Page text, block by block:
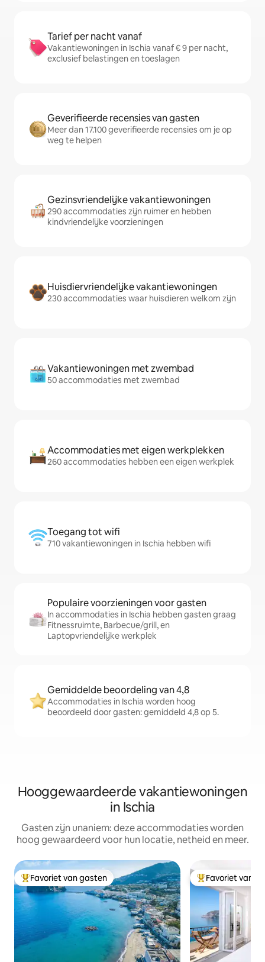
Tarief per nacht vanaf
Vakantiewoningen in Ischia vanaf € 9 per nacht,
exclusief belastingen en toeslagen
Geverifieerde recensies van gasten
Meer dan 17.100 geverifieerde recensies om je op
weg te helpen
Gezinsvriendelijke vakantiewoningen
290 accommodaties zijn ruimer en hebben
kindvriendelijke voorzieningen
Huisdiervriendelijke vakantiewoningen
230 accommodaties waar huisdieren welkom zijn
Vakantiewoningen met zwembad
50 accommodaties met zwembad
Accommodaties met eigen werkplekken
260 accommodaties hebben een eigen werkplek
Toegang tot wifi
710 vakantiewoningen in Ischia hebben wifi
Populaire voorzieningen voor gasten
In accommodaties in Ischia hebben gasten graag
Fitnessruimte, Barbecue/grill, en
Laptopvriendelijke werkplek
Gemiddelde beoordeling van 4,8
Accommodaties in Ischia worden hoog
beoordeeld door gasten: gemiddeld 4,8 op 5.
Hooggewaardeerde vakantiewoningen
in Ischia
Gasten zijn unaniem: deze accommodaties worden
hoog gewaardeerd voor hun locatie, netheid en meer.
Topfavoriet van gasten
Favoriet van gasten Topfavoriet van
Favoriet van